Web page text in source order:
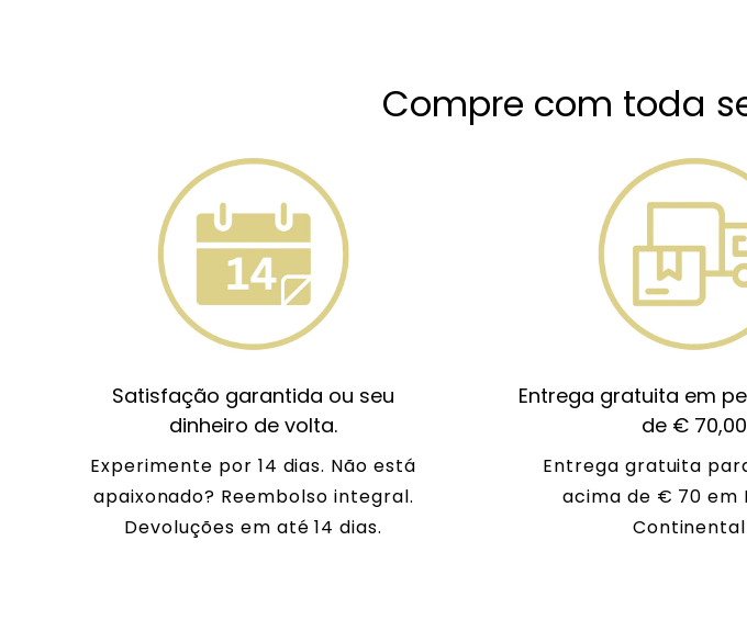
Compre com toda
Satisfação garantida ou seu
dinheiro de volta.
Experimente por 14 dias. Não está
apaixonado? Reembolso integral.
Devoluções em até 14 dias.
Entrega gratuita em
de € 70,00
Entrega gratuita
acima de € 70 em
Continental